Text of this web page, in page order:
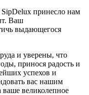
принесло нам
Ваш
выдающегося
и уверены, что
принося радость и
успехов и
вас нашим
великолепное